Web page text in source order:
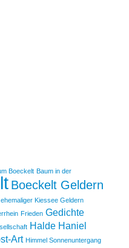
Boeckelt Baum in der
Boeckelt Geldern
ehemaliger Kiessee Geldern
Frieden Gedichte
Halde Haniel
Art Himmel Sonnenuntergang